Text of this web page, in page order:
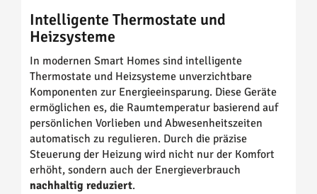
Intelligente Thermostate und
Heizsysteme
In modernen Smart Homes sind intelligente
Thermostate und Heizsysteme unverzichtbare
Komponenten zur Energieeinsparung. Diese Geräte
ermöglichen es, die Raumtemperatur basierend auf
persönlichen Vorlieben und Abwesenheitszeiten
automatisch zu regulieren. Durch die präzise
Steuerung der Heizung wird nicht nur der Komfort
erhöht, sondern auch der Energieverbrauch
nachhaltig reduziert.